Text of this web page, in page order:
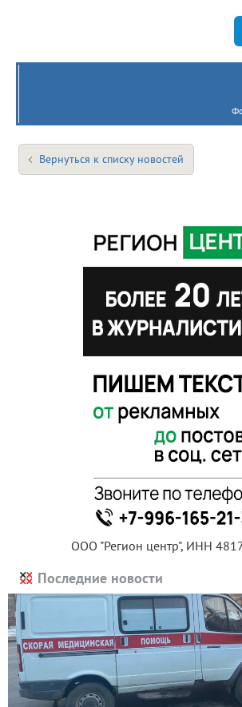
Вернуться к списку новостей
ООО "Регион центр", ИНН
Последние новости